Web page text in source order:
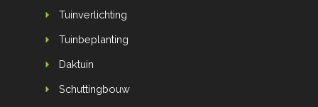
Tuinverlichting
Tuinbeplanting
Daktuin
Schuttingbouw